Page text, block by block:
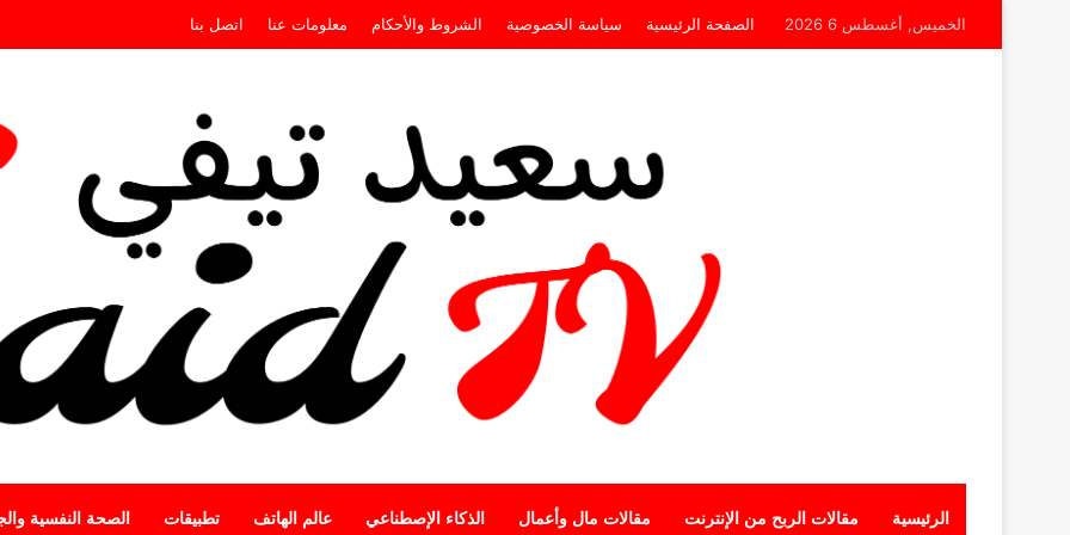
الخميس, أغسطس 6 2026 الصفحة الرئيسية سياسة الخصوصية الشروط والأحكام معلومات عنا اتصل بنا
الرئيسية مقالات الربح من الإنترنت مقالات مال وأعمال الذكاء الإصطناعي عالم الهاتف تطبيقات الصحة النفسية